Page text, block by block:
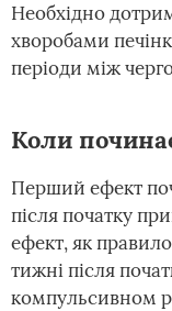
Необхідно
хворобами
періоди між
Коли
Перший ефект
після початку
ефект, як
тижні після
компульсивном